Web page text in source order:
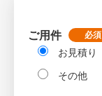
ご用件 必須
お見積り
その他